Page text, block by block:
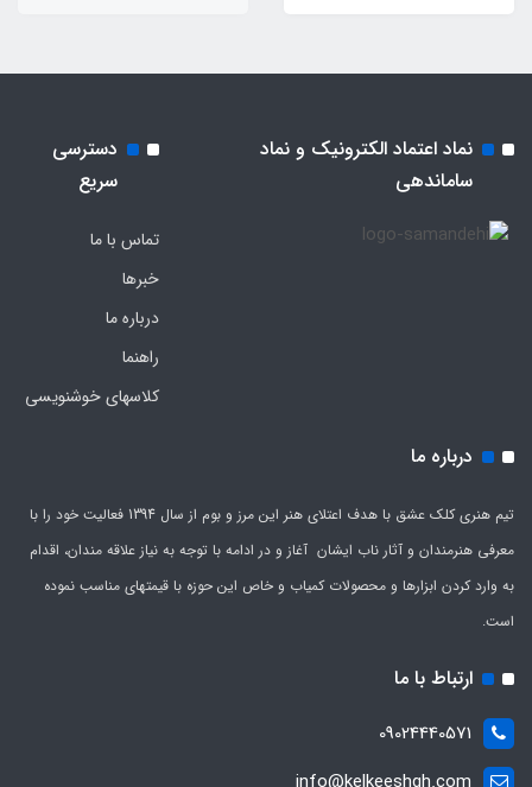
نماد اعتماد الکترونیک و نماد
ساماندهی
دسترسی
سریع
تماس با ما
خبرها
درباره ما
راهنما
کلاسهای خوشنویسی
درباره ما
تیم هنری کلک عشق با هدف اعتلای هنر این مرز و بوم از سال 1394 فعالیت خود را با
معرفی هنرمندان و آثار ناب ایشان آغاز و در ادامه با توجه به نیاز علاقه مندان، اقدام
به وارد کردن ابزارها و محصولات کمیاب و خاص این حوزه با قیمتهای مناسب نموده
است.
ارتباط با ما
09024440571